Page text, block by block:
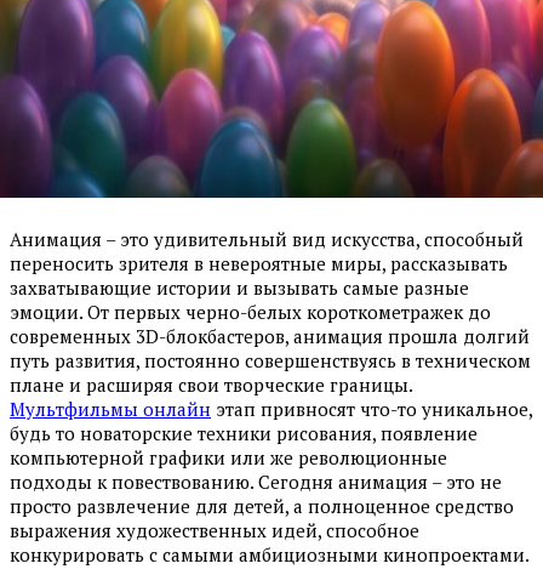
Анимация – это удивительный вид искусства, способный
переносить зрителя в невероятные миры, рассказывать
захватывающие истории и вызывать самые разные
эмоции. От первых черно-белых короткометражек до
современных 3D-блокбастеров, анимация прошла долгий
путь развития, постоянно совершенствуясь в техническом
плане и расширяя свои творческие границы.
Мультфильмы онлайн этап привносят что-то уникальное,
будь то новаторские техники рисования, появление
компьютерной графики или же революционные
подходы к повествованию. Сегодня анимация – это не
просто развлечение для детей, а полноценное средство
выражения художественных идей, способное
конкурировать с самыми амбициозными кинопроектами.